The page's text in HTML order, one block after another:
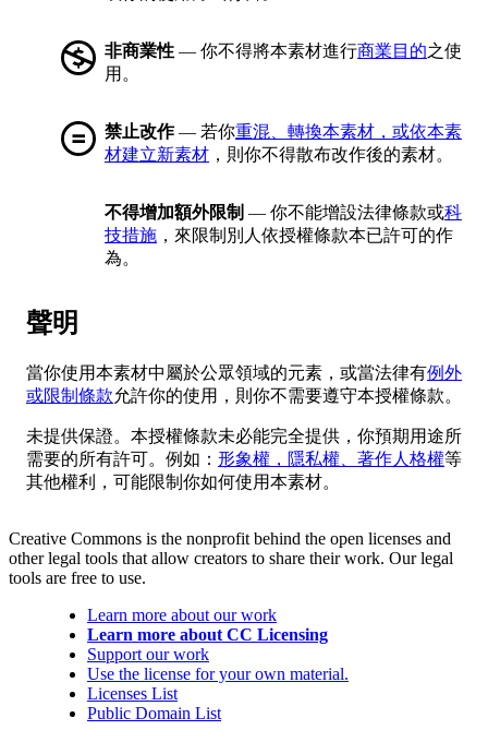
非商業性 — 你不得將本素材進行商業目的之使
用。
禁止改作— 若你重混、轉換本素材，或依本素
材建立新素材 ，則你不得散布改作後的素材。
不得增加額外限制 — 你不能增設法律條款或科
技措施 ，來限制別人依授權條款本已許可的作
為。
聲明
當你使用本素材中屬於公眾領域的元素，或當法律有例外
或限制條款允許你的使用，則你不需要遵守本授權條款。
未提供保證。本授權條款未必能完全提供，你預期用途所
需要的所有許可。例如： 形象權，隱私權、著作人格權等
其他權利，可能限制你如何使用本素材。
Creative Commons is the nonprofit behind the open licenses and
other legal tools that allow creators to share their work. Our legal
tools are free to use.
Learn more about our work
Learn more about CC Licensing
Support our work
Use the license for your own material.
Licenses List
Public Domain List